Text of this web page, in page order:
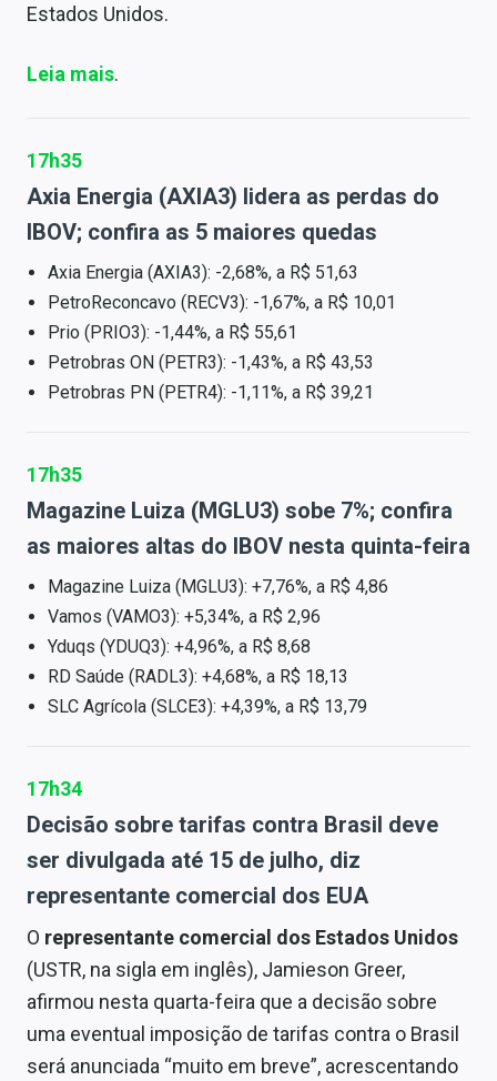
Estados Unidos.
Leia mais.
17h35
Axia Energia (AXIA3) lidera as perdas do
IBOV; confira as 5 maiores quedas
Axia Energia (AXIA3): -2,68%, a R$ 51,63
PetroReconcavo (RECV3): -1,67%, a R$ 10,01
Prio (PRIO3): -1,44%, a R$ 55,61
Petrobras ON (PETR3): -1,43%, a R$ 43,53
Petrobras PN (PETR4): -1,11%, a R$ 39,21
17h35
Magazine Luiza (MGLU3) sobe 7%; confira
as maiores altas do IBOV nesta quinta-feira
Magazine Luiza (MGLU3): +7,76%, a R$ 4,86
Vamos (VAMO3): +5,34%, a R$ 2,96
Yduqs (YDUQ3): +4,96%, a R$ 8,68
RD Saúde (RADL3): +4,68%, a R$ 18,13
SLC Agrícola (SLCE3): +4,39%, a R$ 13,79
17h34
Decisão sobre tarifas contra Brasil deve
ser divulgada até 15 de julho, diz
representante comercial dos EUA
O representante comercial dos Estados Unidos
(USTR, na sigla em inglês), Jamieson Greer,
afirmou nesta quarta-feira que a decisão sobre
uma eventual imposição de tarifas contra o Brasil
será anunciada “muito em breve”, acrescentando